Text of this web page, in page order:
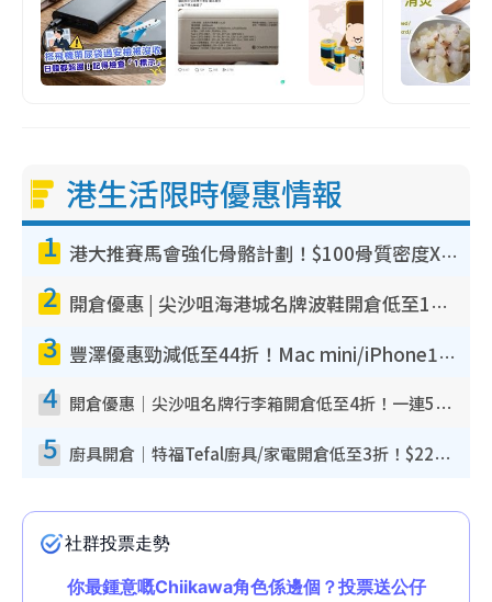
港生活限時優惠情報
1 港大推賽馬會強化骨骼計劃！$100骨質密度X光檢查 完成免費運動訓練送超市禮券！附參加資格
2 開倉優惠 | 尖沙咀海港城名牌波鞋開倉低至1折！On鞋$899起／Joy&Peace鞋履$98起
3 豐澤優惠勁減低至44折！Mac mini/iPhone17Pro大減價！廚房家電$220起
4 開倉優惠｜尖沙咀名牌行李箱開倉低至4折！一連5日 American Tourister/ace./Hallmark $200起！
5 廚具開倉｜特福Tefal廚具/家電開倉低至3折！$220起買平底鍋/炒鑊/湯煲！電飯煲/吸塵機/燙斗$418起